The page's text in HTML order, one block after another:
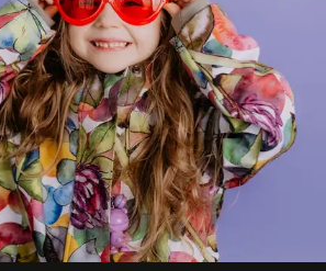
experience where comfort and
completely that you become part